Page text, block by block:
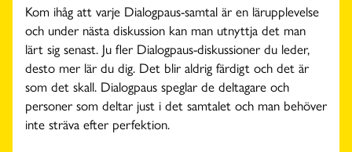
Kom ihåg att varje Dialogpaus-samtal är en lärupplevelse
och under nästa diskussion kan man utnyttja det man
lärt sig senast. Ju fler Dialogpaus-diskussioner du leder,
desto mer lär du dig. Det blir aldrig färdigt och det är
som det skall. Dialogpaus speglar de deltagare och
personer som deltar just i det samtalet och man behöver
inte sträva efter perfektion.